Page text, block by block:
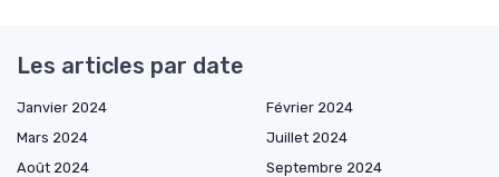
Les articles par date
Janvier 2024
Février 2024
Mars 2024
Juillet 2024
Août 2024
Septembre 2024